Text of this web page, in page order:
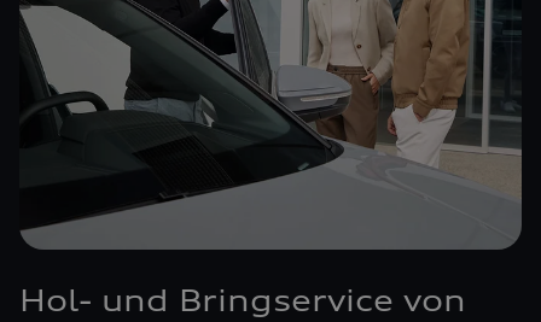
Hol- und Bringservice von